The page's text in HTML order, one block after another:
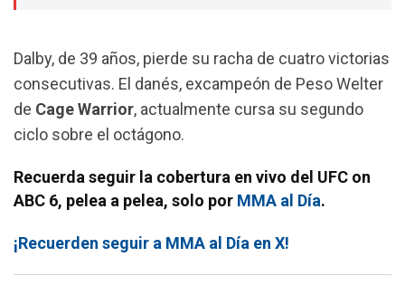
Dalby, de 39 años, pierde su racha de cuatro victorias
consecutivas. El danés, excampeón de Peso Welter
de Cage Warrior, actualmente cursa su segundo
ciclo sobre el octágono.
Recuerda seguir la cobertura en vivo del UFC on
ABC 6, pelea a pelea, solo por MMA al Día.
¡Recuerden seguir a MMA al Día en X!